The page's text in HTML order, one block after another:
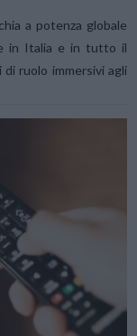
a potenza globale
in Italia e in tutto il
di ruolo immersivi agli